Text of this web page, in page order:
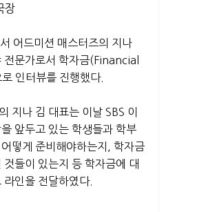
장
어드미션 매스터즈의 지나
전문가로서 학자금(Financial
인터뷰를 진행했다.
지나 김 대표는 이날 SBS 이
앞두고 있는 학생들과 학부
떻게 준비해야하는지, 학자금
것들이 있는지 등 학자금에 대
인을 전달하였다.